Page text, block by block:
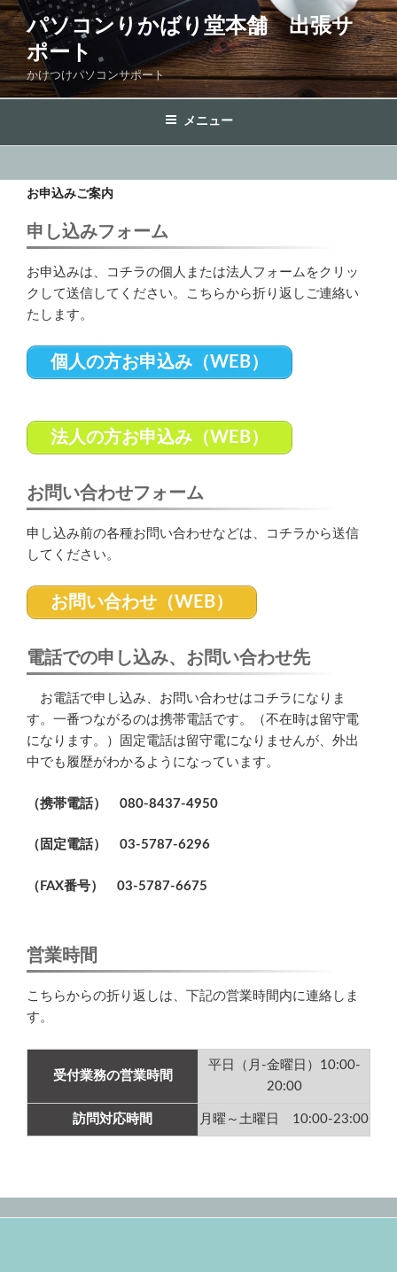
コ
ン
テ
ン
ツ
ッ
パソコンりかばり堂本舗 出張サ
ポート
かけつけパソコンサポート
メニュー
お申込みご案内
申し込みフォーム
お申込みは、コチラの個人または法人フォームをクリッ
クして送信してください。こちらから折り返しご連絡い
たします。
個人の方お申込み（WEB）
法人の方お申込み（WEB）
お問い合わせフォーム
申し込み前の各種お問い合わせなどは、コチラから送信
してください。
お問い合わせ（WEB）
電話での申し込み、お問い合わせ先
お電話で申し込み、お問い合わせはコチラになりま
す。一番つながるのは携帯電話です。（不在時は留守電
になります。）固定電話は留守電になりませんが、外出
中でも履歴がわかるようになっています。
（携帯電話） 080-8437-4950
（固定電話） 03-5787-6296
（FAX番号） 03-5787-6675
営業時間
こちらからの折り返しは、下記の営業時間内に連絡しま
す。
受付業務の営業時間
平日（月-金曜日）10:00-
20:00
訪問対応時間 月曜～土曜日 10:00-23:00